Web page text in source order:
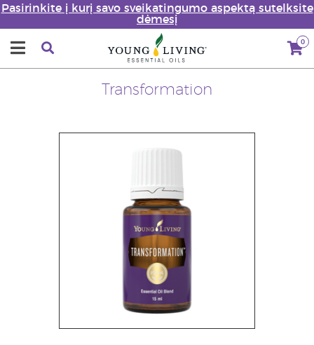
Pasirinkite į kurį savo sveikatingumo aspektą sutelksite
dėmesį
0
Transformation